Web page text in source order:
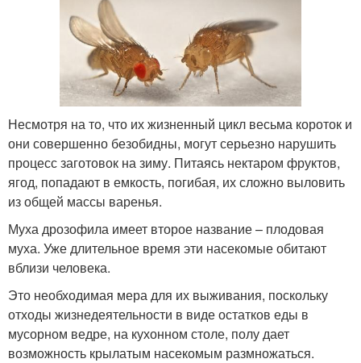
Несмотря на то, что их жизненный цикл весьма короток и
они совершенно безобидны, могут серьезно нарушить
процесс заготовок на зиму. Питаясь нектаром фруктов,
ягод, попадают в емкость, погибая, их сложно выловить
из общей массы варенья.
Муха дрозофила имеет второе название – плодовая
муха. Уже длительное время эти насекомые обитают
вблизи человека.
Это необходимая мера для их выживания, поскольку
отходы жизнедеятельности в виде остатков еды в
мусорном ведре, на кухонном столе, полу дает
возможность крылатым насекомым размножаться.